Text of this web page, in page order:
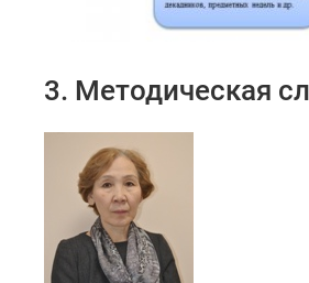
3. Методическая